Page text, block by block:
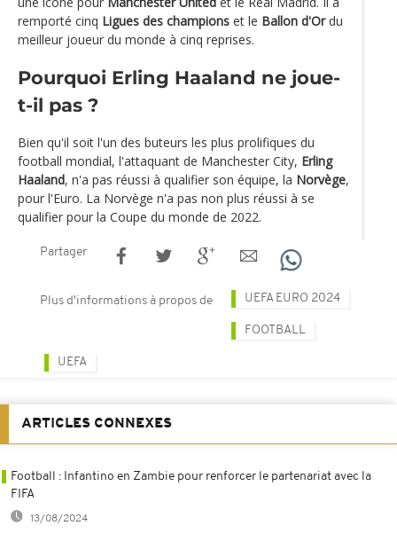
remporté cinq Ligues des champions et le Ballon d'Ordu
meilleur joueur du monde à cinq reprises.
Pourquoi Erling Haaland ne joue-
t-il pas ?
Bien qu'il soit l'un des buteurs les plus prolifiques du
football mondial, l'attaquant de Manchester City, Erling
Haaland, n'a pas réussi à qualifier son équipe, la Norvège,
pour l'Euro. La Norvège n'a pas non plus réussi à se
qualifier pour la Coupe du monde de 2022.
Partager
Plus d'informations à propos de UEFA EURO 2024
FOOTBALL
UEFA
ARTICLES CONNEXES
Football : Infantino en Zambie pour renforcer le partenariat avec la
FIFA
13/08/2024